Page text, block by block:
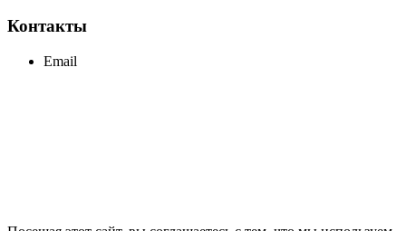
Контакты
Email